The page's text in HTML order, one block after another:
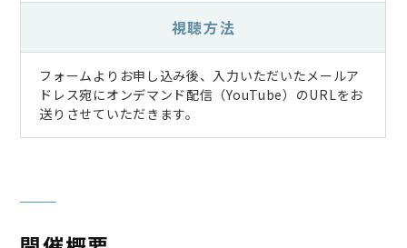
視聴方法
フォームよりお申し込み後、入力いただいたメールア
ドレス宛にオンデマンド配信（YouTube）のURLをお
送りさせていただきます。